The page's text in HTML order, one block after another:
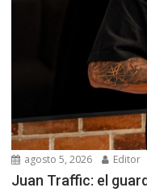
agosto 5, 2026 Editor
Juan Traffic: el